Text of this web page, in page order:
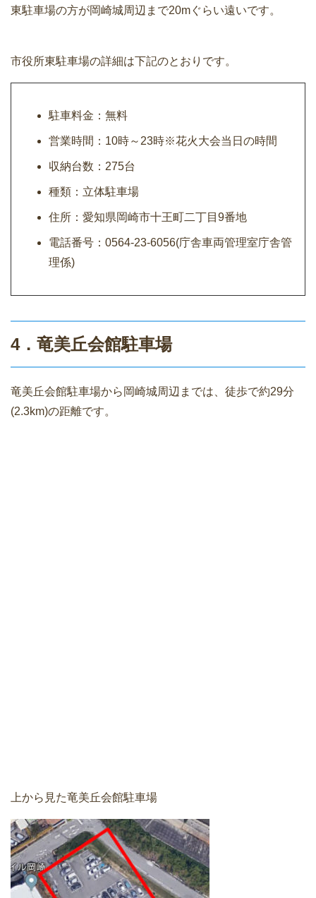
東駐車場の方が岡崎城周辺まで20mぐらい遠いです。
市役所東駐車場の詳細は下記のとおりです。
駐車料金：無料
営業時間：10時～23時※花火大会当日の時間
収納台数：275台
種類：立体駐車場
住所：愛知県岡崎市十王町二丁目9番地
電話番号：0564-23-6056(庁舎車両管理室庁舎管
理係)
4．竜美丘会館駐車場
竜美丘会館駐車場から岡崎城周辺までは、徒歩で約29分
(2.3km)の距離です。
上から見た竜美丘会館駐車場